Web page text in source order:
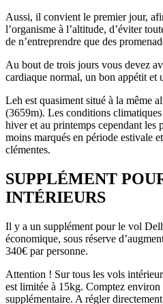
Aussi, il convient le premier jour,
l’organisme à l’altitude, d’éviter
de n’entreprendre que des
Au bout de trois jours vous devez
cardiaque normal, un bon appétit et
Leh est quasiment situé à la même
(3659m). Les conditions climatiques
hiver et au printemps cependant les
moins marqués en période estivale
clémentes.
SUPPLÉMENT
INTÉRIEURS
Il y a un supplément pour le vol
économique, sous réserve
340€ par personne.
Attention ! Sur tous les vols
est limitée à 15kg. Comptez
supplémentaire. A régler